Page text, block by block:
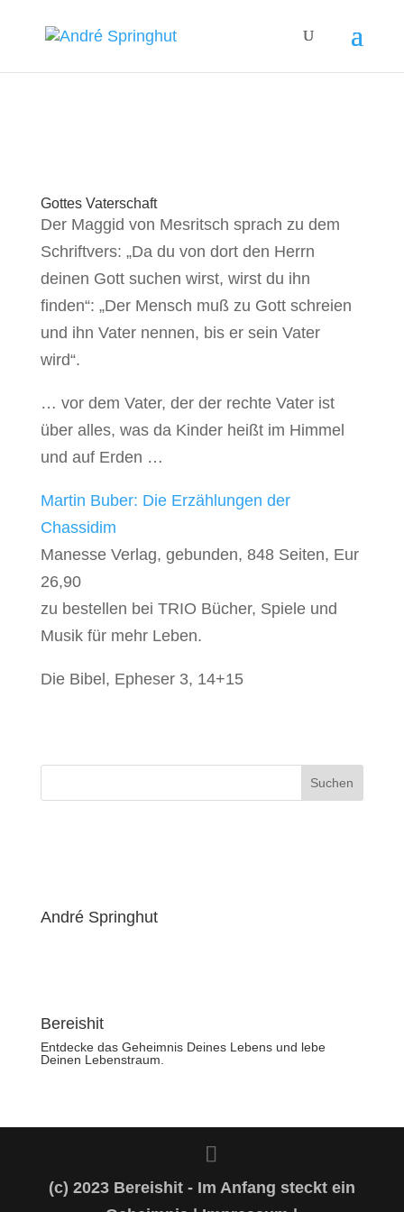
Gottes Vaterschaft
Der Maggid von Mesritsch sprach zu dem
Schriftvers: „Da du von dort den Herrn
deinen Gott suchen wirst, wirst du ihn
finden“: „Der Mensch muß zu Gott schreien
und ihn Vater nennen, bis er sein Vater
wird“.
… vor dem Vater, der der rechte Vater ist
über alles, was da Kinder heißt im Himmel
und auf Erden …
Martin Buber: Die Erzählungen der
Chassidim
Manesse Verlag, gebunden, 848 Seiten, Eur
26,90
zu bestellen bei TRIO Bücher, Spiele und
Musik für mehr Leben.
Die Bibel, Epheser 3, 14+15
André Springhut
Bereishit
Entdecke das Geheimnis Deines Lebens und lebe
Deinen Lebenstraum.
(c) 2023 Bereishit - Im Anfang steckt ein